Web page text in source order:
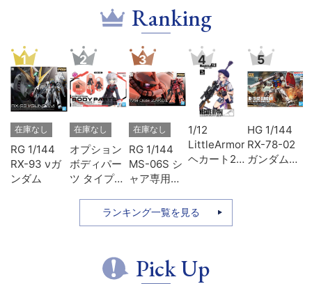
Ranking
1
在庫なし
RG 1/144
RX-93 νガ
ンダム
2
在庫なし
オプション
ボディパー
ツ タイプ
3
在庫なし
RG 1/144
MS-06S シ
ャア専用ザ
4
1/12
LittleArmory
ヘカート2
5
HG 1/144
RX-78-02
ガンダム
ランキング一覧を見る
Pick Up